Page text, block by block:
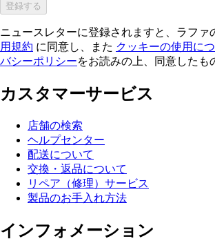
登録する
ニュースレターに登録されますと、ラファ
用規約 に同意し、また クッキーの使用に
バシーポリシーをお読みの上、同意したも
カスタマーサービス
店舗の検索
ヘルプセンター
配送について
交換・返品について
リペア（修理）サービス
製品のお手入れ方法
インフォメーション